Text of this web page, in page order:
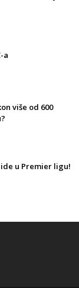
a
više od 600
u Premier ligu!